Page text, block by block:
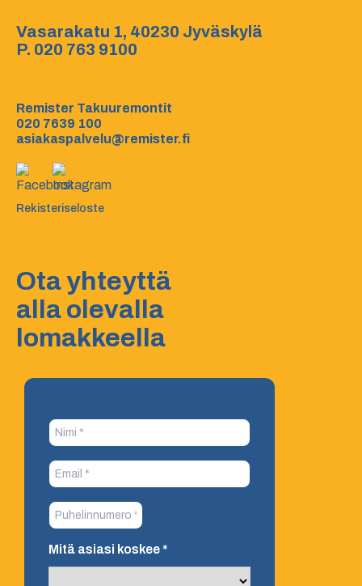
Vasarakatu 1, 40230 Jyväskylä
P. 020 763 9100
Remister Takuuremontit
020 7639 100
asiakaspalvelu@remister.fi
Rekisteriseloste
Ota yhteyttä
alla olevalla
lomakkeella
Mitä asiasi koskee*